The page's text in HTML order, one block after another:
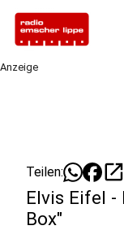
Anzeige
Teilen: open_in_new
Elvis Eifel -
Box"